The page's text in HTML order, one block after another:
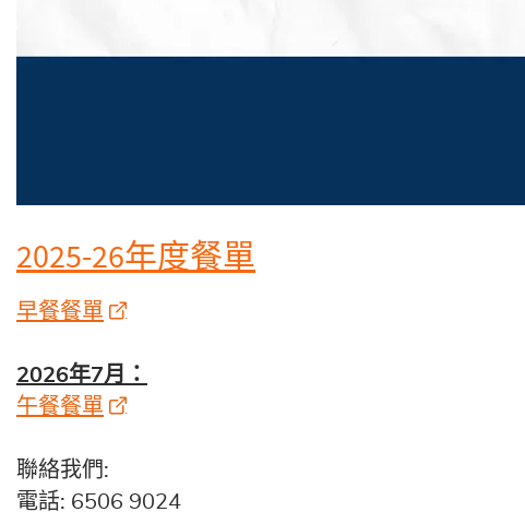
2025-26年度餐單
早餐餐單
2026年7月：
午餐餐單
聯絡我們:
電話: 6506 9024